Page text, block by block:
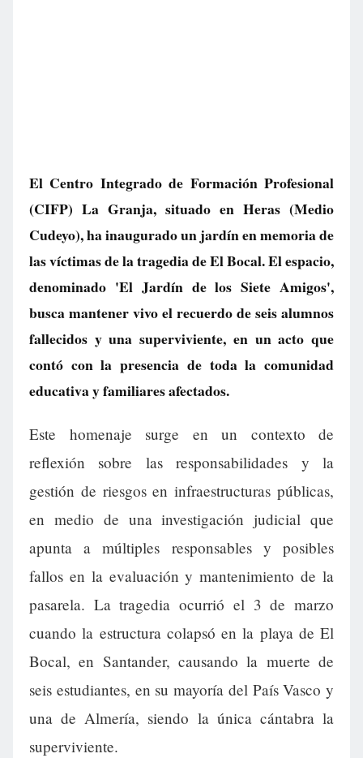
El Centro Integrado de Formación Profesional
(CIFP) La Granja, situado en Heras (Medio
Cudeyo), ha inaugurado un jardín en memoria de
las víctimas de la tragedia de El Bocal. El espacio,
denominado 'El Jardín de los Siete Amigos',
busca mantener vivo el recuerdo de seis alumnos
fallecidos y una superviviente, en un acto que
contó con la presencia de toda la comunidad
educativa y familiares afectados.
Este homenaje surge en un contexto de
reflexión sobre las responsabilidades y la
gestión de riesgos en infraestructuras públicas,
en medio de una investigación judicial que
apunta a múltiples responsables y posibles
fallos en la evaluación y mantenimiento de la
pasarela. La tragedia ocurrió el 3 de marzo
cuando la estructura colapsó en la playa de El
Bocal, en Santander, causando la muerte de
seis estudiantes, en su mayoría del País Vasco y
una de Almería, siendo la única cántabra la
superviviente.